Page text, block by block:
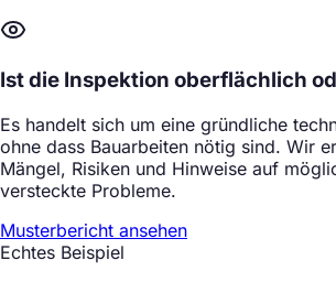
Ist die Inspektion oberflächlich
Es handelt sich um eine gründliche
ohne dass Bauarbeiten nötig sind. Wir
Mängel, Risiken und Hinweise auf
versteckte Probleme.
Musterbericht ansehen
Echtes Beispiel